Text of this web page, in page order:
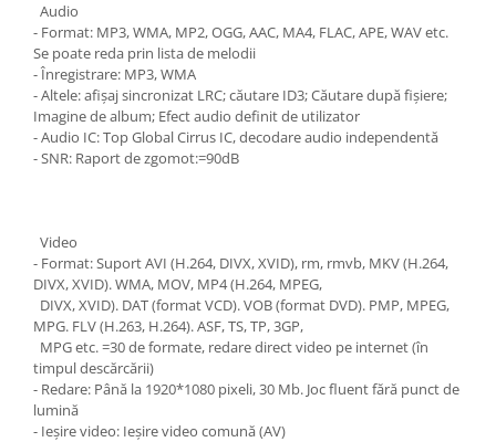
Audio
- Format: MP3, WMA, MP2, OGG, AAC, MA4, FLAC, APE, WAV etc.
Se poate reda prin lista de melodii
- Înregistrare: MP3, WMA
- Altele: afișaj sincronizat LRC; căutare ID3; Căutare după fișiere;
Imagine de album; Efect audio definit de utilizator
- Audio IC: Top Global Cirrus IC, decodare audio independentă
- SNR: Raport de zgomot:=90dB
Video
- Format: Suport AVI (H.264, DIVX, XVID), rm, rmvb, MKV (H.264,
DIVX, XVID). WMA, MOV, MP4 (H.264, MPEG,
DIVX, XVID). DAT (format VCD). VOB (format DVD). PMP, MPEG,
MPG. FLV (H.263, H.264). ASF, TS, TP, 3GP,
MPG etc. =30 de formate, redare direct video pe internet (în
timpul descărcării)
- Redare: Până la 1920*1080 pixeli, 30 Mb. Joc fluent fără punct de
lumină
- Ieșire video: Ieșire video comună (AV)